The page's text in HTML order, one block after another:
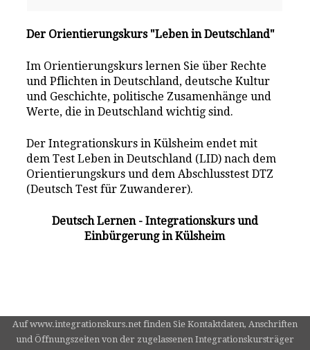
Der Orientierungskurs "Leben in Deutschland"
Im Orientierungskurs lernen Sie über Rechte
und Pflichten in Deutschland, deutsche Kultur
und Geschichte, politische Zusamenhänge und
Werte, die in Deutschland wichtig sind.
Der Integrationskurs in Külsheim endet mit
dem Test Leben in Deutschland (LID) nach dem
Orientierungskurs und dem Abschlusstest DTZ
(Deutsch Test für Zuwanderer).
Deutsch Lernen - Integrationskurs und
Einbürgerung in Külsheim
Auf www.integrationskurs.net finden Sie Kontaktdaten, Anschriften
und Öffnungszeiten von der zugelassenen Integrationskursträger